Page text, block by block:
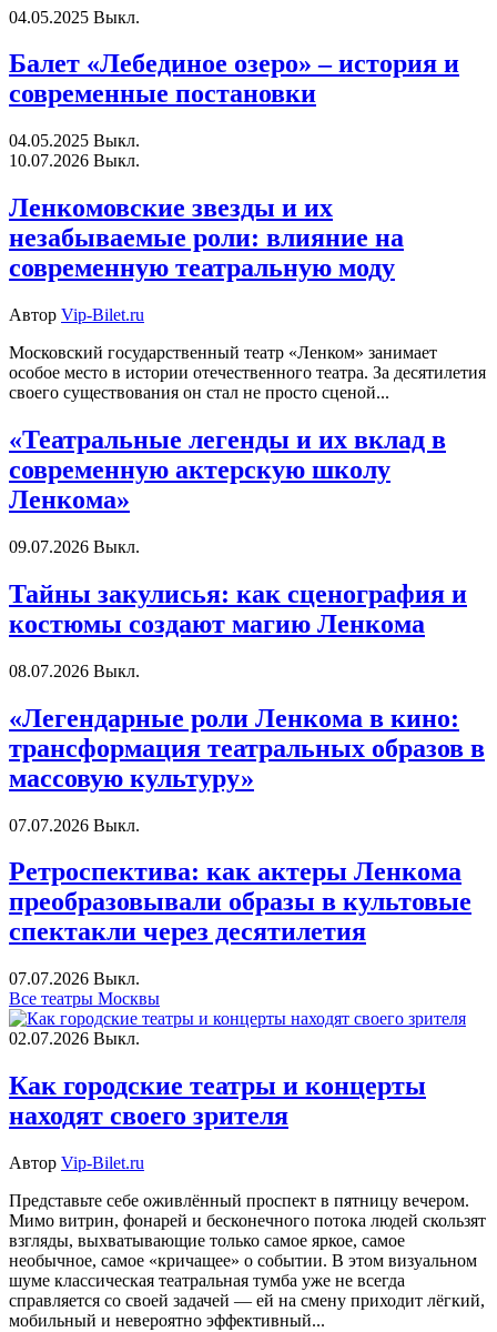
04.05.2025 Выкл.
Балет «Лебединое озеро» – история и
современные постановки
04.05.2025 Выкл.
10.07.2026 Выкл.
Ленкомовские звезды и их
незабываемые роли: влияние на
современную театральную моду
Автор Vip-Bilet.ru
Московский государственный театр «Ленком» занимает
особое место в истории отечественного театра. За десятилетия
своего существования он стал не просто сценой...
«Театральные легенды и их вклад в
современную актерскую школу
Ленкома»
09.07.2026 Выкл.
Тайны закулисья: как сценография и
костюмы создают магию Ленкома
08.07.2026 Выкл.
«Легендарные роли Ленкома в кино:
трансформация театральных образов в
массовую культуру»
07.07.2026 Выкл.
Ретроспектива: как актеры Ленкома
преобразовывали образы в культовые
спектакли через десятилетия
07.07.2026 Выкл.
Все театры Москвы
02.07.2026 Выкл.
Как городские театры и концерты
находят своего зрителя
Автор Vip-Bilet.ru
Представьте себе оживлённый проспект в пятницу вечером.
Мимо витрин, фонарей и бесконечного потока людей скользят
взгляды, выхватывающие только самое яркое, самое
необычное, самое «кричащее» о событии. В этом визуальном
шуме классическая театральная тумба уже не всегда
справляется со своей задачей — ей на смену приходит лёгкий,
мобильный и невероятно эффективный...